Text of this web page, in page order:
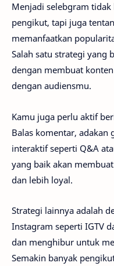
Menjadi selebgram
pengikut, tapi juga
memanfaatkan
Salah satu strategi yang
dengan membuat
dengan audiensmu.
Kamu juga perlu aktif
Balas komentar, adakan
interaktif seperti Q&A
yang baik akan
dan lebih loyal.
Strategi lainnya adalah
Instagram seperti IGTV
dan menghibur untuk
Semakin banyak